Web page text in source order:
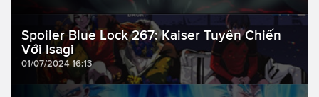
Spoiler Blue Lock 267: Kaiser Tuyên Chiến
Với Isagi
01/07/2024 16:13